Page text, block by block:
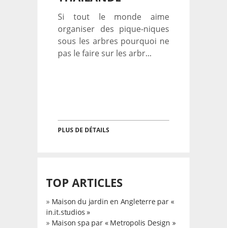
Si tout le monde aime
organiser des pique-niques
sous les arbres pourquoi ne
pas le faire sur les arbr...
PLUS DE DÉTAILS
TOP ARTICLES
» Maison du jardin en Angleterre par «
in.it.studios »
» Maison spa par « Metropolis Design »